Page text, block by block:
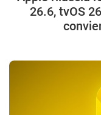
26.6, tvOS